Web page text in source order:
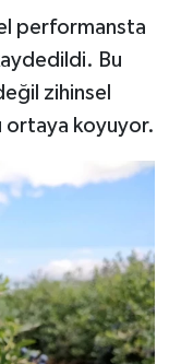
performansta
Bu
zihinsel
ortaya koyuyor.